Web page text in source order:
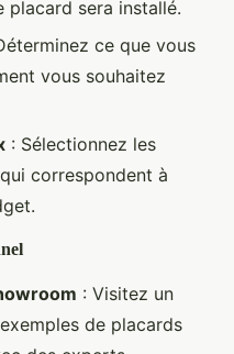
placard sera installé.
ce que vous
vous souhaitez
: Sélectionnez les
correspondent à
: Visitez un
de placards